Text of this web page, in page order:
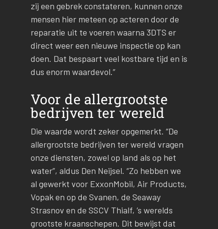
zij een gebrek constateren, kunnen onze
mensen hier meteen op acteren door de
reparatie uit te voeren waarna 3DTS er
direct weer een nieuwe inspectie op kan
doen. Dat bespaart veel kostbare tijd en is
dus enorm waardevol.”
Voor de allergrootste
bedrijven ter wereld
Die waarde wordt zeker opgemerkt. “De
allergrootste bedrijven ter wereld vragen
onze diensten, zowel op land als op het
water”, aldus Den Neijsel. “Zo hebben we
al gewerkt voor ExxonMobil, Air Products,
Vopak en op de Svanen, de Seaway
Strasnov en de SSCV Thialf, ’s werelds
grootste kraanschepen. Dit bewijst dat